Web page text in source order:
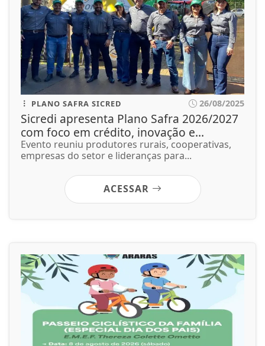
PLANO SAFRA SICRED 26/08/2025
Sicredi apresenta Plano Safra 2026/2027
com foco em crédito, inovação e...
Evento reuniu produtores rurais, cooperativas,
empresas do setor e lideranças para...
ACESSAR